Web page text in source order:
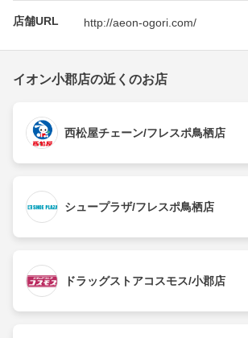
店舗URL http://aeon-ogori.com/
イオン小郡店の近くのお店
西松屋チェーン/フレスポ鳥栖店
シュープラザ/フレスポ鳥栖店
ドラッグストアコスモス/小郡店